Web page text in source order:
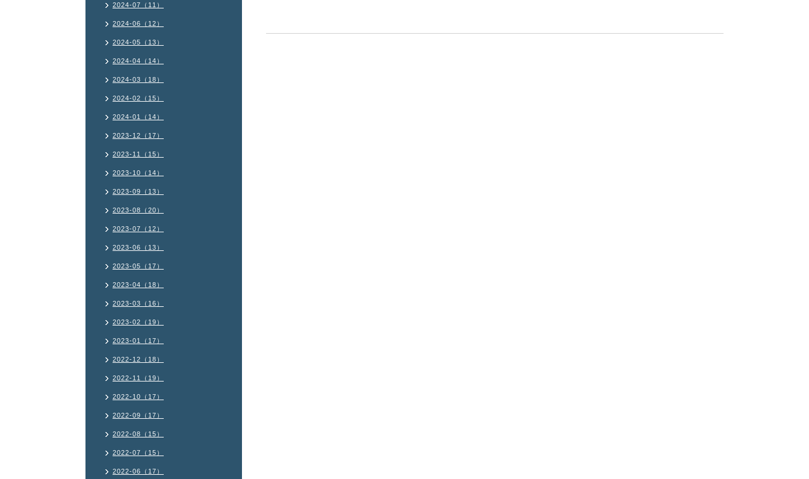
2024-07（11）
2024-06（12）
2024-05（13）
2024-04（14）
2024-03（18）
2024-02（15）
2024-01（14）
2023-12（17）
2023-11（15）
2023-10（14）
2023-09（13）
2023-08（20）
2023-07（12）
2023-06（13）
2023-05（17）
2023-04（18）
2023-03（16）
2023-02（19）
2023-01（17）
2022-12（18）
2022-11（19）
2022-10（17）
2022-09（17）
2022-08（15）
2022-07（15）
2022-06（17）